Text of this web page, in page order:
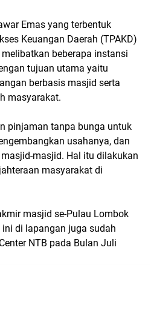
Emas yang terbentuk
Keuangan Daerah (TPAKD)
beberapa instansi
tujuan utama yaitu
berbasis masjid serta
masyarakat.
pinjaman tanpa bunga untuk
usahanya, dan
masjid. Hal itu dilakukan
masyarakat di
masjid se-Pulau Lombok
di lapangan juga sudah
NTB pada Bulan Juli